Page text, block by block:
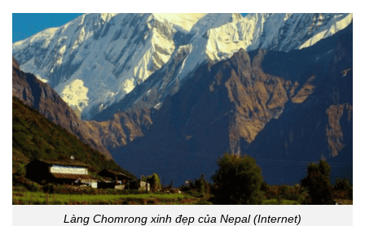
Làng Chomrong xinh đẹp của Nepal (Internet)